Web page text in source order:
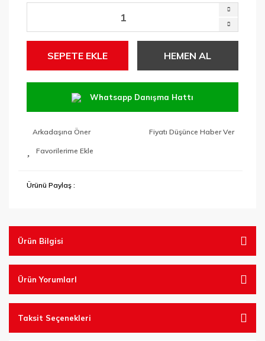
SEPETE EKLE HEMEN AL
Whatsapp Danışma Hattı
Arkadaşına Öner Fiyatı Düşünce Haber Ver
Ürünü Paylaş :
Ürün Bilgisi
Ürün YorumlarI
Taksit Seçenekleri